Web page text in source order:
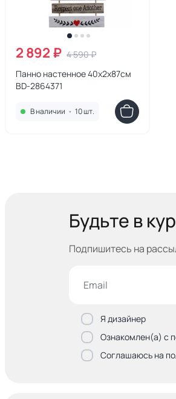
2 892 ₽ 4 590 ₽
Панно настенное 40х2х87см
BD-2864371
В наличии • 10 шт.
Будьте в
Подпишитесь на
Я дизайнер
Ознакомлен(а) с
Соглашаюсь на